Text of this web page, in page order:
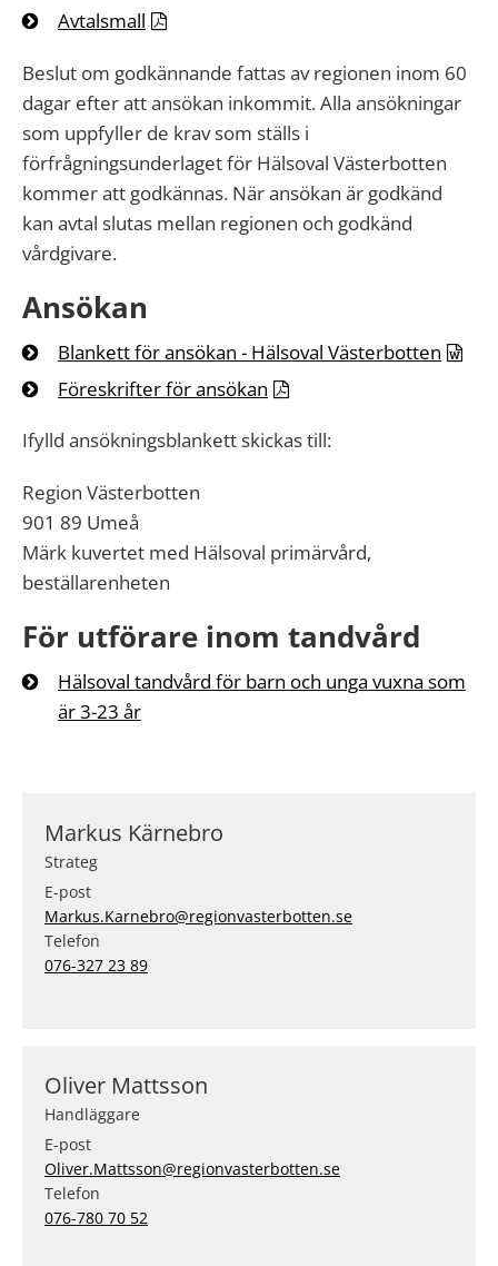
Avtalsmall
Beslut om godkännande fattas av regionen inom 60
dagar efter att ansökan inkommit. Alla ansökningar
som uppfyller de krav som ställs i
förfrågningsunderlaget för Hälsoval Västerbotten
kommer att godkännas. När ansökan är godkänd
kan avtal slutas mellan regionen och godkänd
vårdgivare.
Ansökan
Blankett för ansökan - Hälsoval Västerbotten
Föreskrifter för ansökan
Ifylld ansökningsblankett skickas till:
Region Västerbotten
901 89 Umeå
Märk kuvertet med Hälsoval primärvård,
beställarenheten
För utförare inom tandvård
Hälsoval tandvård för barn och unga vuxna som
är 3-23 år
Markus Kärnebro
Strateg
E-post
Markus.Karnebro@regionvasterbotten.se
Telefon
076-327 23 89
Oliver Mattsson
Handläggare
E-post
Oliver.Mattsson@regionvasterbotten.se
Telefon
076-780 70 52